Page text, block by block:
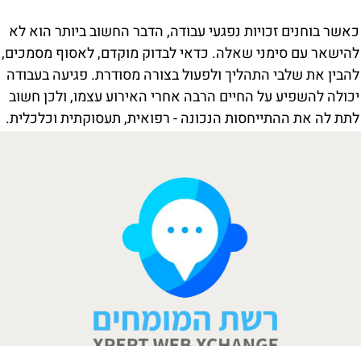
כאשר בוחנים זכויות נפגעי עבודה, הדבר החשוב ביותר הוא לא
להישאר עם סימני שאלה. כדאי לבדוק מוקדם, לאסוף מסמכים,
להבין את שלבי התהליך ולפעול בצורה מסודרת. פגיעה בעבודה
יכולה להשפיע על החיים הרבה אחרי האירוע עצמו, ולכן חשוב
לתת לה את ההתייחסות הנכונה - רפואית, תעסוקתית וכלכלית.